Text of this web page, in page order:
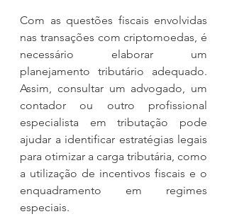
Com as questões fiscais envolvidas
nas transações com criptomoedas, é
necessário elaborar um
planejamento tributário adequado.
Assim, consultar um advogado, um
contador ou outro profissional
especialista em tributação pode
ajudar a identificar estratégias legais
para otimizar a carga tributária, como
a utilização de incentivos fiscais e o
enquadramento em regimes
especiais.